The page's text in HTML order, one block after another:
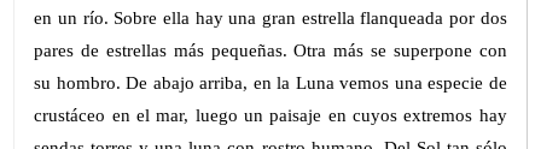
en un río. Sobre ella hay una gran estrella flanqueada por dos
pares de estrellas más pequeñas. Otra más se superpone con
su hombro. De abajo arriba, en la Luna vemos una especie de
crustáceo en el mar, luego un paisaje en cuyos extremos hay